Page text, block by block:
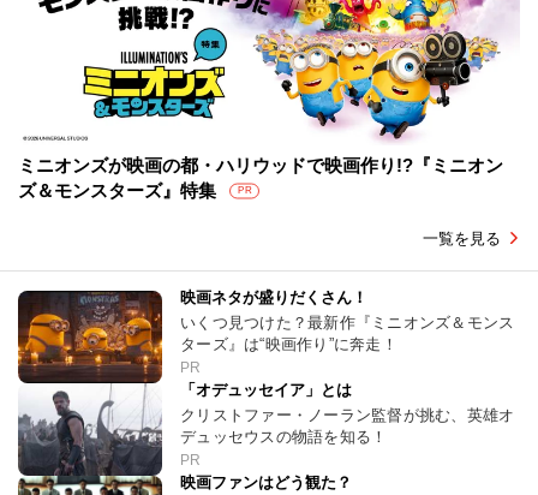
ミニオンズが映画の都・ハリウッドで映画作り!?『ミニオン
ズ＆モンスターズ』特集
PR
一覧を見る
映画ネタが盛りだくさん！
いくつ見つけた？最新作『ミニオンズ＆モンス
ターズ』は“映画作り”に奔走！
PR
「オデュッセイア」とは
クリストファー・ノーラン監督が挑む、英雄オ
デュッセウスの物語を知る！
PR
映画ファンはどう観た？